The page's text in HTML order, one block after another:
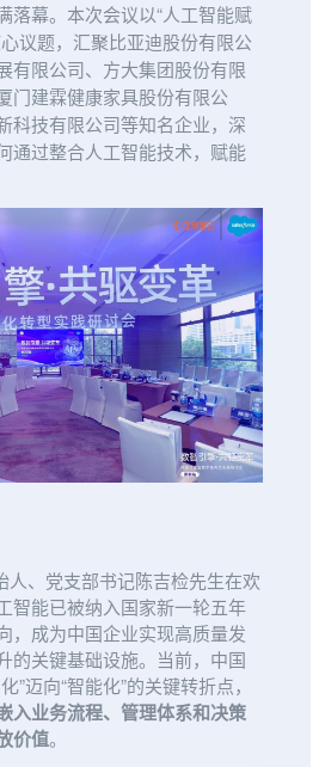
落幕。本次会议以“人工智能赋
议题，汇聚比亚迪股份有限公
有限公司、方大集团股份有限
门建霖健康家具股份有限公
科技有限公司等知名企业，深
通过整合人工智能技术，赋能
人、党支部书记陈吉检先生在欢
智能已被纳入国家新一轮五年
，成为中国企业实现高质量发
的关键基础设施。当前，中国
”迈向“智能化”的关键转折点，
入业务流程、管理体系和决策
价值。